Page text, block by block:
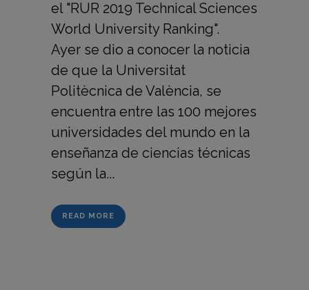
el "RUR 2019 Technical Sciences
World University Ranking".
Ayer se dio a conocer la noticia
de que la Universitat
Politècnica de València, se
encuentra entre las 100 mejores
universidades del mundo en la
enseñanza de ciencias técnicas
según la...
READ MORE